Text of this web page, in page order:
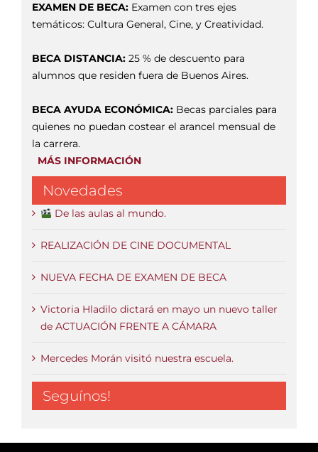
EXAMEN DE BECA: Examen con tres ejes
temáticos: Cultura General, Cine, y Creatividad.
BECA DISTANCIA: 25 % de descuento para
alumnos que residen fuera de Buenos Aires.
BECA AYUDA ECONÓMICA: Becas parciales para
quienes no puedan costear el arancel mensual de
la carrera.
MÁS INFORMACIÓN
Novedades
De las aulas al mundo.
REALIZACIÓN DE CINE DOCUMENTAL
NUEVA FECHA DE EXAMEN DE BECA
Victoria Hladilo dictará en mayo un nuevo taller
de ACTUACIÓN FRENTE A CÁMARA
Mercedes Morán visitó nuestra escuela.
Seguínos!